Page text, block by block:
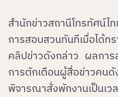
สำนักข่าวสถานีโทรทัศน์
การสอบสวนทันทีเมื่อได้
คลิปข่าวดังกล่าว ผลการ
การตักเตือนผู้สื่อข่าวคน
พิจารณาสั่งพักงานเป็นเ